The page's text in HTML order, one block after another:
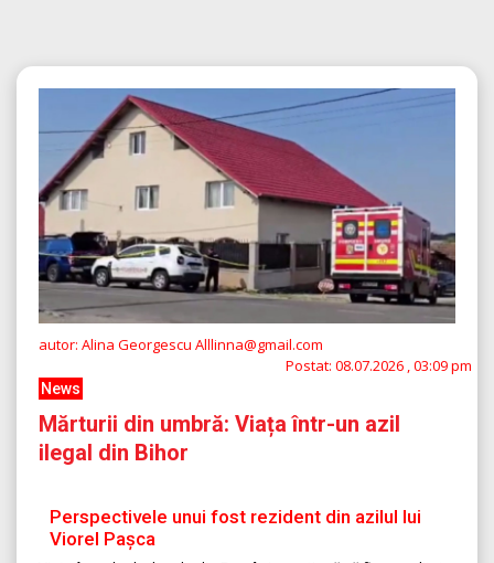
autor: Alina Georgescu Alllinna@gmail.com
Postat: 08.07.2026 , 03:09 pm
News
Mărturii din umbră: Viața într-un azil
ilegal din Bihor
Perspectivele unui fost rezident din azilul lui
Viorel Pașca